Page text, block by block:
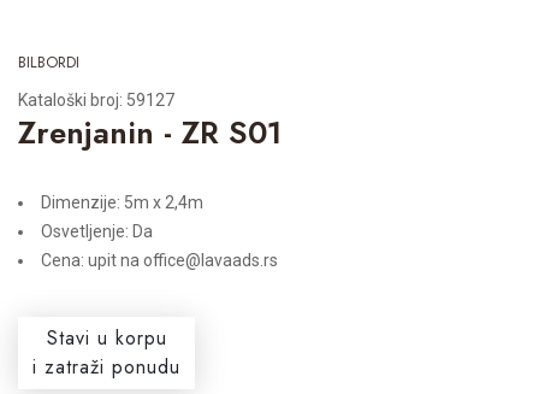
BILBORDI
Kataloški broj: 59127
Zrenjanin - ZR S01
Dimenzije: 5m x 2,4m
Osvetljenje: Da
Cena: upit na office@lavaads.rs
Stavi u korpu
i zatraži ponudu